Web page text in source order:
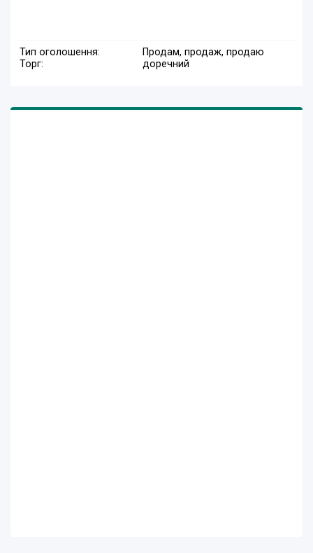
Тип оголошення:
Продам, продаж, продаю
Торг:
доречний